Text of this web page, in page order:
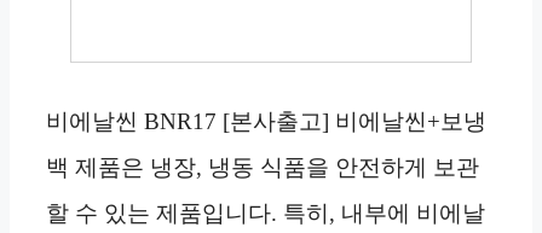
비에날씬 BNR17 [본사출고] 비에날씬+보냉
백 제품은 냉장, 냉동 식품을 안전하게 보관
할 수 있는 제품입니다. 특히, 내부에 비에날